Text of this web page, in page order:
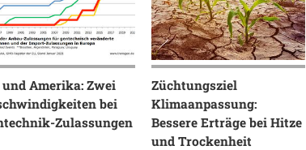
und Amerika: Zwei
bei
Zulassungen
Züchtungsziel
Klimaanpassung:
Bessere Erträge bei Hitze
und Trockenheit